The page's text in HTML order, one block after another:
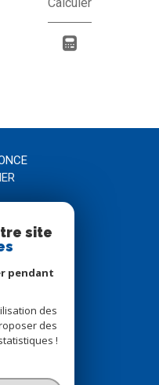
site
pendant
des
des
!